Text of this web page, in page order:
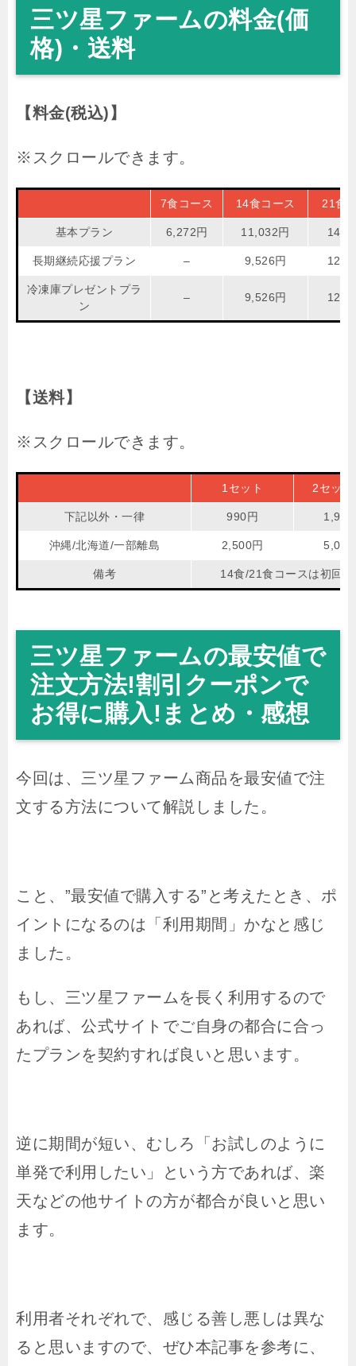
三ツ星ファームの料金(価
格)・送料
【料金(税込)】
7食コース 14食コース 21食
基本プラン 6,272円 11,032円
長期継続応援プラン – 9,526円
冷凍庫プレゼントプラ
ン
– 9,526円
【送料】
1セット 2セット
下記以外・一律 990円 1,980
沖縄/北海道/一部離島 2,500円 5,000
備考 14食/21食コースは初回
三ツ星ファームの最安値で
注文方法!割引クーポンで
お得に購入!まとめ・感想
今回は、三ツ星ファーム商品を最安値で注
文する方法について解説しました。
こと、”最安値で購入する”と考えたとき、ポ
イントになるのは「利用期間」かなと感じ
ました。
もし、三ツ星ファームを長く利用するので
あれば、公式サイトでご自身の都合に合っ
たプランを契約すれば良いと思います。
逆に期間が短い、むしろ「お試しのように
単発で利用したい」という方であれば、楽
天などの他サイトの方が都合が良いと思い
ます。
利用者それぞれで、感じる善し悪しは異な
ると思いますので、ぜひ本記事を参考に、